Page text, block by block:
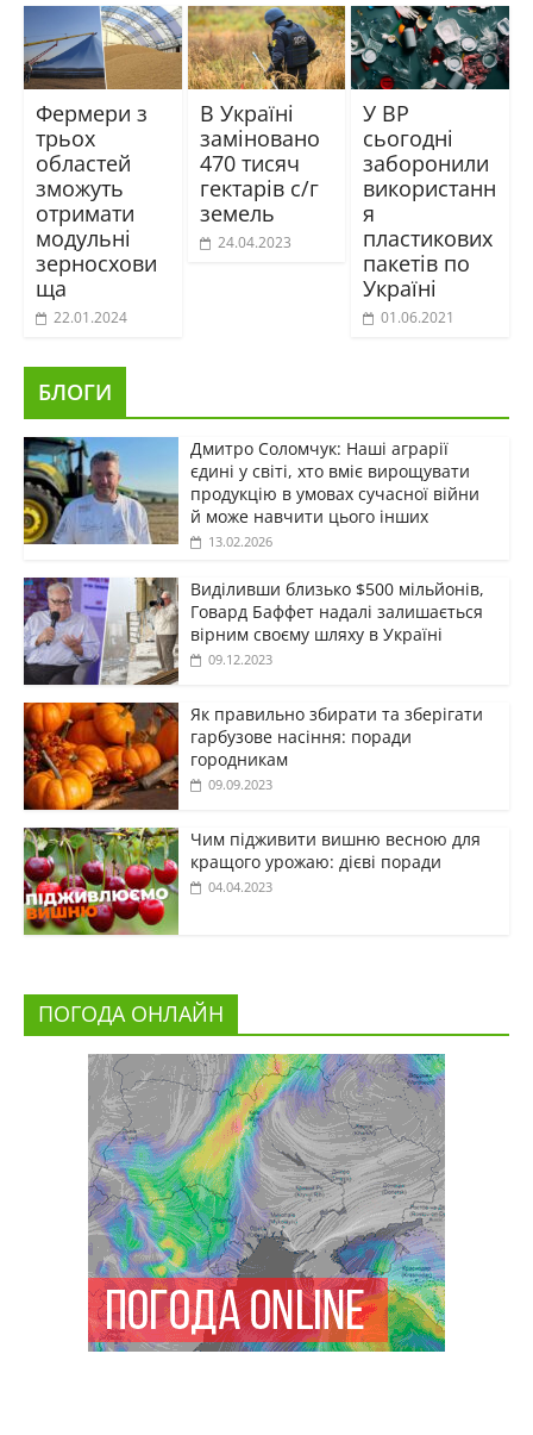
Фермери з
трьох
областей
зможуть
отримати
модульні
зерносхови
ща
22.01.2024
В Україні
заміновано
470 тисяч
гектарів с/г
земель
24.04.2023
У ВР
сьогодні
заборонили
використанн
я
пластикових
пакетів по
Україні
01.06.2021
БЛОГИ
Дмитро Соломчук: Наші аграрії
єдині у світі, хто вміє вирощувати
продукцію в умовах сучасної війни
й може навчити цього інших
13.02.2026
Виділивши близько $500 мільйонів,
Говард Баффет надалі залишається
вірним своєму шляху в Україні
09.12.2023
Як правильно збирати та зберігати
гарбузове насіння: поради
городникам
09.09.2023
Чим підживити вишню весною для
кращого урожаю: дієві поради
04.04.2023
ПОГОДА ОНЛАЙН